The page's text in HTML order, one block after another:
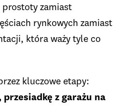
zamiast
rynkowych zamiast
która waży tyle co
kluczowe etapy:
z garażu na